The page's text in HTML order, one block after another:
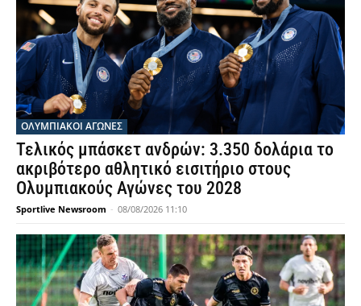
ΟΛΥΜΠΙΑΚΟΊ ΑΓΏΝΕΣ
Τελικός μπάσκετ ανδρών: 3.350 δολάρια το
ακριβότερο αθλητικό εισιτήριο στους
Ολυμπιακούς Αγώνες του 2028
Sportlive Newsroom - 08/08/2026 11:10